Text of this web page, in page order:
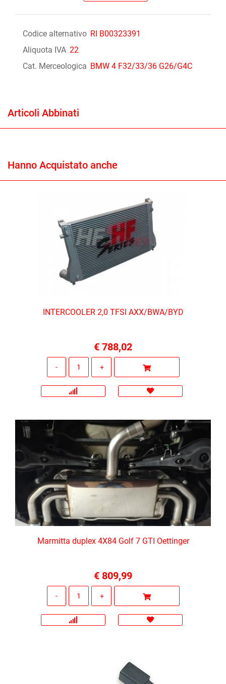
Codice alternativo RI B00323391
Aliquota IVA 22
Cat. Merceologica BMW 4 F32/33/36 G26/G4C
Articoli Abbinati
Hanno Acquistato anche
INTERCOOLER 2,0 TFSI AXX/BWA/BYD
€ 788,02
Marmitta duplex 4X84 Golf 7 GTI Oettinger
€ 809,99